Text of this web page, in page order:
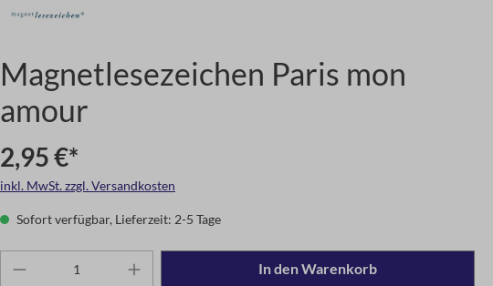
Magnetlesezeichen Paris mon
amour
2,95 €*
inkl. MwSt. zzgl. Versandkosten
Sofort verfügbar, Lieferzeit: 2-5 Tage
In den Warenkorb